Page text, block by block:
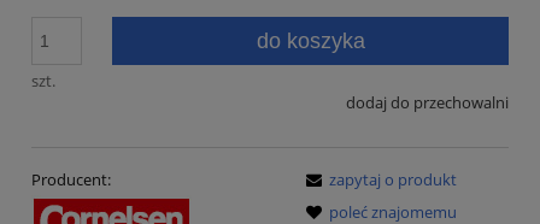
szt.
do koszyka
dodaj do przechowalni
Producent:
zapytaj o produkt
poleć znajomemu